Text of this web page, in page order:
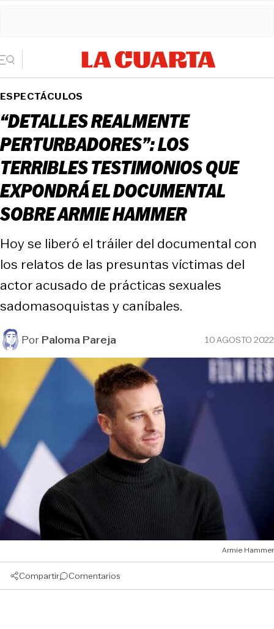
ESPECTÁCULOS
“DETALLES REALMENTE
PERTURBADORES”: LOS
TERRIBLES TESTIMONIOS QUE
EXPONDRÁ EL DOCUMENTAL
SOBRE ARMIE HAMMER
Hoy se liberó el tráiler del documental con
los relatos de las presuntas víctimas del
actor acusado de prácticas sexuales
sadomasoquistas y caníbales.
PorPaloma Pareja 10 AGOSTO 2022
Armie Hammer
Compartir Comentarios